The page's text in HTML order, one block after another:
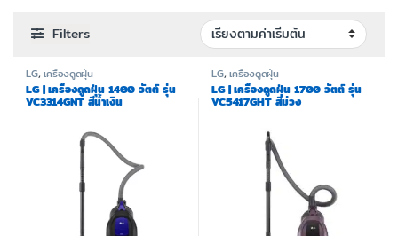
Filters
LG,เครื่องดูดฝุ่น
LG | เครื่องดูดฝุ่น 1400 วัตต์ รุ่น
VC3314GNT สีน้ำเงิน
LG,เครื่องดูดฝุ่น
LG | เครื่องดูดฝุ่น 1700 วัตต์ รุ่น
VC5417GHT สีม่วง